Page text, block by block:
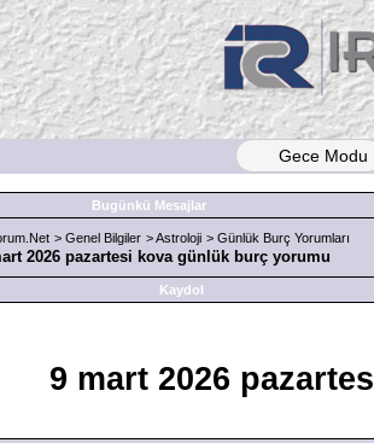
Gece Modu
Bugünkü Mesajlar
> Genel Bilgiler >Astroloji > Günlük Burç Yorumları
2026 pazartesi kova günlük burç yorumu
Kaydol
9 mart 2026